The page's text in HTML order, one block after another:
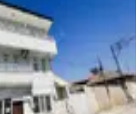
m²·Düz Giriş (Zemin)
KIVANÇ YILDIRIM